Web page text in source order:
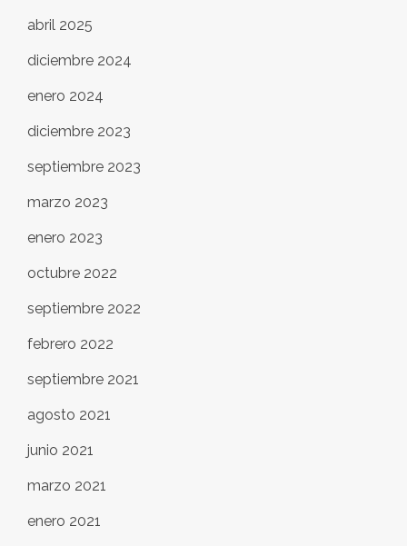
abril 2025
diciembre 2024
enero 2024
diciembre 2023
septiembre 2023
marzo 2023
enero 2023
octubre 2022
septiembre 2022
febrero 2022
septiembre 2021
agosto 2021
junio 2021
marzo 2021
enero 2021